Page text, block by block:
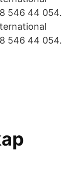
546 44 054.
546 44 054.